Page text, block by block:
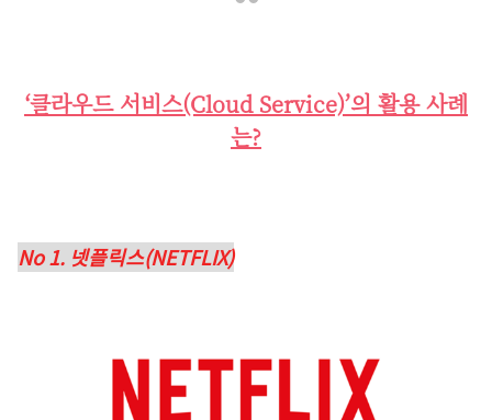
‘클라우드 서비스(Cloud Service)’의 활용 사례
는?
No 1. 넷플릭스(NETFLIX)